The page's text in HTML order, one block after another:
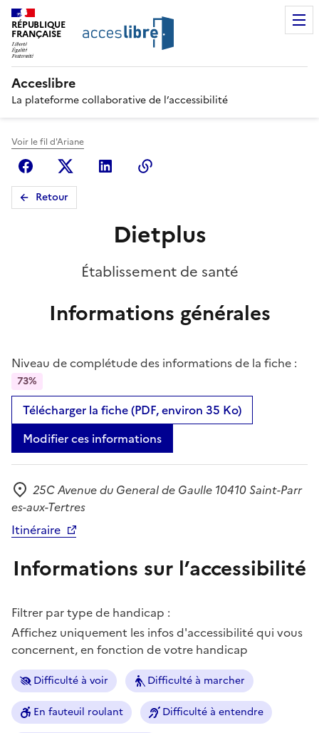
RÉPUBLIQUE
FRANÇAISE
Acceslibre
La plateforme collaborative de l’accessibilité
Voir le fil d'Ariane
FacebookX (anciennement Twitter)
Linkedin
Retour
Dietplus
Établissement de santé
Informations générales
Niveau de complétude des informations de la fiche :
73%
Télécharger la fiche (PDF, environ 35 Ko)
Modifier ces informations
Adresse
25C Avenue du General de Gaulle 10410 Saint-Parr
es-aux-Tertres
Itinéraire
Informations sur l’accessibilité
Filtrer par type de handicap :
Affichez uniquement les infos d'accessibilité qui vous
concernent, en fonction de votre handicap
Difficulté à voir Difficulté à marcher
En fauteuil roulant Difficulté à entendre